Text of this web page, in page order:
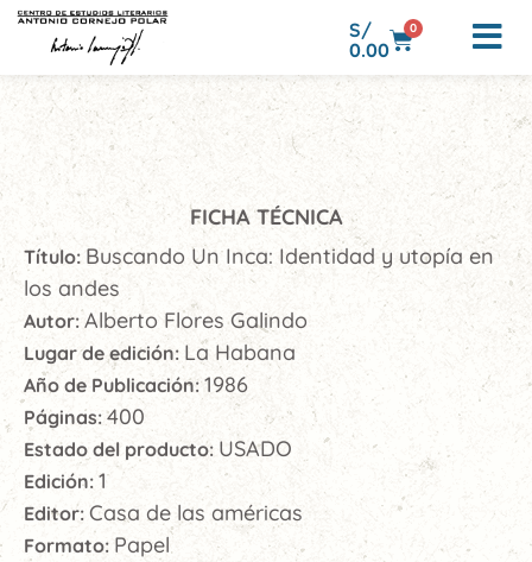
S/
0.00
0
FICHA TÉCNICA
Título: Buscando Un Inca: Identidad y utopía en
los andes
Autor: Alberto Flores Galindo
Lugar de edición: La Habana
Año de Publicación:1986
Páginas: 400
Estado del producto: USADO
Edición: 1
Editor: Casa de las américas
Formato: Papel